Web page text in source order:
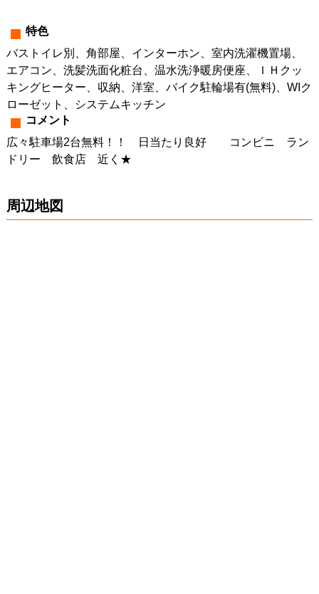
特色
バストイレ別、角部屋、インターホン、室内洗濯機置場、
エアコン、洗髪洗面化粧台、温水洗浄暖房便座、ＩＨクッ
キングヒーター、収納、洋室、バイク駐輪場有(無料)、WIク
ローゼット、システムキッチン
コメント
広々駐車場2台無料！！ 日当たり良好 コンビニ ラン
ドリー 飲食店 近く★
周辺地図